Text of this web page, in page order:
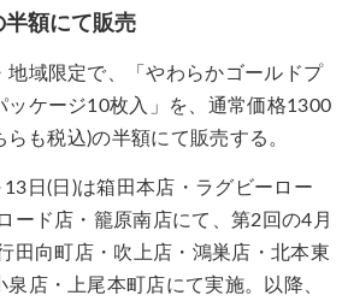
額にて販売
地域限定で、「やわらかゴールドプ
ッケージ10枚入」を、通常価格1300
も税込)の半額にて販売する。
日(日)は箱田本店・ラグビーロー
ード店・籠原南店にて、第2回の4月
田向町店・吹上店・鴻巣店・北本東
店・上尾本町店にて実施。以降、